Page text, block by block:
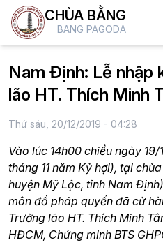
CHÙA BẰNG
BANG PAGODA
Nam Định: Lễ nhập
lão HT. Thích Minh
Thứ sáu, 20/12/2019 - 04:28
Vào lúc 14h00 chiều ngày
tháng 11 năm Kỷ hợi), tại
huyện Mỹ Lộc, tỉnh Nam
môn đồ pháp quyến đã cử
Trưởng lão HT. Thích Minh
HĐCM, Chứng minh BTS